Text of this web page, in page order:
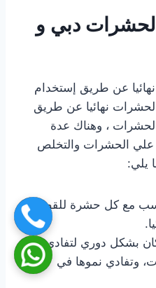
دبي و
عن طريق إستخدام
نهائيا عن طريق
، وهناك عدة
علي الحشرات والتخلص
يلي:
مع كل حشرة للقضاء
بشكل دوري لتفادي
وتفادي نموها في